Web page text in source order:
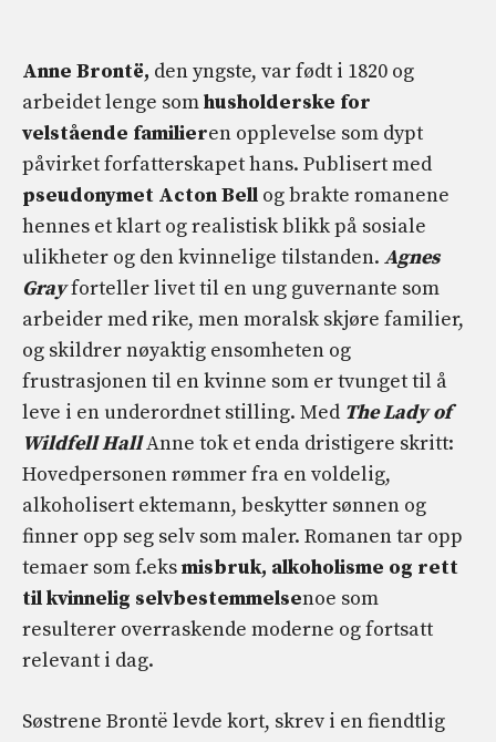
Anne Brontë, den yngste, var født i 1820 og
arbeidet lenge somhusholderske for
velstående familieren opplevelse som dypt
påvirket forfatterskapet hans. Publisert med
pseudonymet Acton Bell og brakte romanene
hennes et klart og realistisk blikk på sosiale
ulikheter og den kvinnelige tilstanden. Agnes
Grayforteller livet til en ung guvernante som
arbeider med rike, men moralsk skjøre familier,
og skildrer nøyaktig ensomheten og
frustrasjonen til en kvinne som er tvunget til å
leve i en underordnet stilling. Med The Lady of
Wildfell HallAnne tok et enda dristigere skritt:
Hovedpersonen rømmer fra en voldelig,
alkoholisert ektemann, beskytter sønnen og
finner opp seg selv som maler. Romanen tar opp
temaer som f.eksmisbruk, alkoholisme og rett
til kvinnelig selvbestemmelsenoe som
resulterer overraskende moderne og fortsatt
relevant i dag.
Søstrene Brontë levde kort, skrev i en fiendtlig